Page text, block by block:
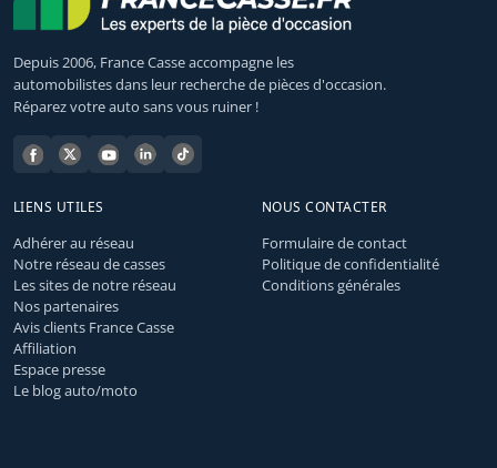
Depuis 2006, France Casse accompagne les
automobilistes dans leur recherche de pièces d'occasion.
Réparez votre auto sans vous ruiner !
LIENS UTILES
Adhérer au réseau
Notre réseau de casses
Les sites de notre réseau
Nos partenaires
Avis clients France Casse
Affiliation
Espace presse
Le blog auto/moto
NOUS CONTACTER
Formulaire de contact
Politique de confidentialité
Conditions générales